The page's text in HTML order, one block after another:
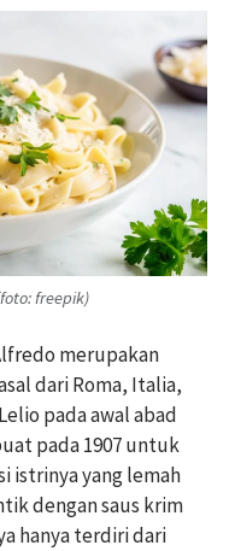
freepik)
merupakan
dari Roma, Italia,
pada awal abad
pada 1907 untuk
istrinya yang lemah
dengan saus krim
hanya terdiri dari